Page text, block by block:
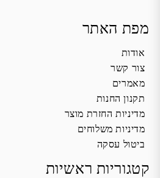
מפת האתר
אודות
צור קשר
מאמרים
תקנון החנות
מדיניות החזרת מוצר
מדיניות משלוחים
ביטול עסקה
קטגוריות ראשיות